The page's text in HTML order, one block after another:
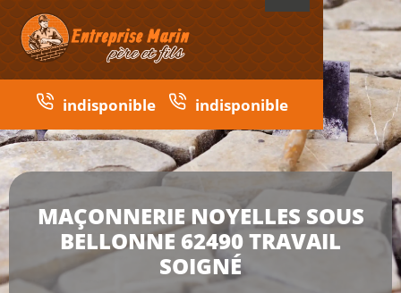
indisponible indisponible
MAÇONNERIE NOYELLES SOUS
BELLONNE 62490 TRAVAIL
SOIGNÉ